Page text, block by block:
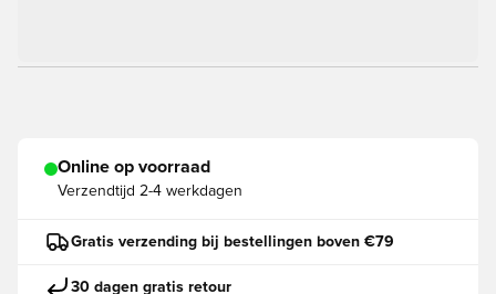
Online op voorraad
Verzendtijd 2-4 werkdagen
Gratis verzending bij bestellingen boven €79
30 dagen gratis retour